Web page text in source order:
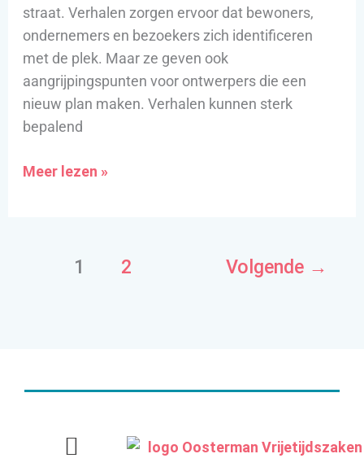
straat. Verhalen zorgen ervoor dat bewoners,
ondernemers en bezoekers zich identificeren
met de plek. Maar ze geven ook
aangrijpingspunten voor ontwerpers die een
nieuw plan maken. Verhalen kunnen sterk
bepalend
Meer lezen »
1 2 Volgende →